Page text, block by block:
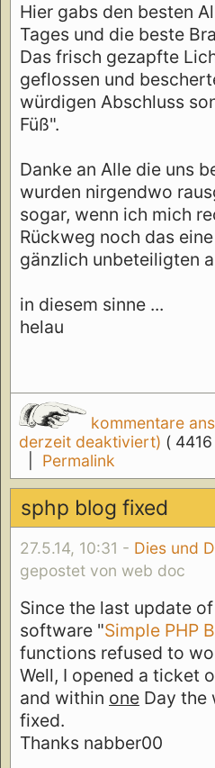
Hier gabs den besten
Tages und die beste
Das frisch gezapfte
geflossen und
würdigen Abschluss
Füß".
Danke an Alle die uns
wurden nirgendwo
sogar, wenn ich mich
Rückweg noch das
gänzlich unbeteiligten
in diesem sinne ...
helau
kommentare
derzeit deaktiviert) (
Permalink
sphp blog fixed
27.5.14, 10:31 - Dies und
gepostet von web doc
Since the last update
software "Simple PHP
functions refused to
Well, I opened a ticket
and within one Day the
fixed.
Thanks nabber00